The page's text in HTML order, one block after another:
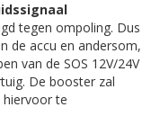
tegen ompoling. Dus
de accu en andersom,
van de SOS 12V/24V
De booster zal
hiervoor te